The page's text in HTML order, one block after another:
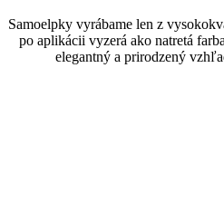
Samoelpky vyrábame len z
po aplikácii vyzerá ako natretá
elegantný a prirodzený